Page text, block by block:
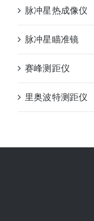
脉冲星热成像仪
脉冲星瞄准镜
赛峰测距仪
里奥波特测距仪